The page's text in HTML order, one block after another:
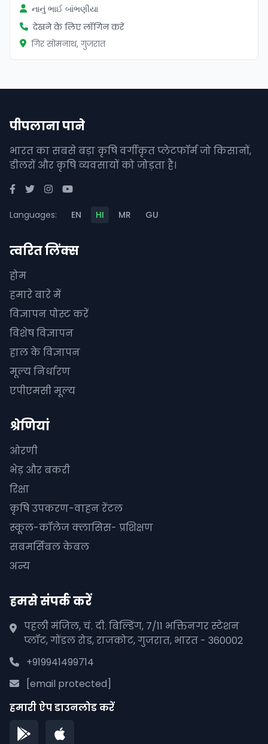
નાનું ભાઈ બાંભણીયા
देखने के लिए लॉगिन करें
गिर सोमनाथ, गुजरात
पीपलाना पाने
भारत का सबसे बड़ा कृषि वर्गीकृत प्लेटफॉर्म जो किसानों,
डीलरों और कृषि व्यवसायों को जोड़ता है।
Languages: EN HI MR GU
त्वरित लिंक्स
होम
हमारे बारे में
विज्ञापन पोस्ट करें
विशेष विज्ञापन
हाल के विज्ञापन
मूल्य निर्धारण
एपीएमसी मूल्य
श्रेणियां
ओरणी
भेड़ और बकरी
रिक्षा
कृषि उपकरण-वाहन रेंटल
स्कूल-कॉलेज क्लासिस- प्रशिक्षण
सबमर्सिबल केबल
अन्य
हमसे संपर्क करें
पहली मंजिल, चं. दी. बिल्डिंग, 7/11 भक्तिनगर स्टेशन
प्लॉट, गोंडल रोड, राजकोट, गुजरात, भारत - 360002
+919941499714
[email protected]
हमारी ऐप डाउनलोड करें